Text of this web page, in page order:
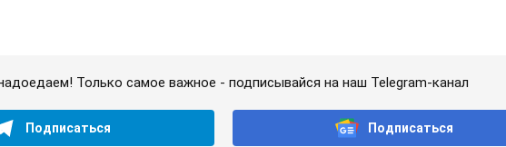
Только самое важное - подписывайся на наш Telegram-канал
Подписаться Подписаться